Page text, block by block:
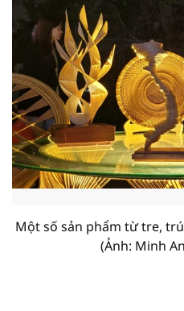
Một số sản phẩm từ tre,
(Ảnh: Minh